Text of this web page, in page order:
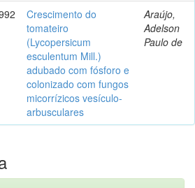
Crescimento do
tomateiro
(Lycopersicum
esculentum Mill.)
adubado com fósforo e
colonizado com fungos
micorrízicos vesículo-
arbusculares
Araújo,
Adelson
Paulo de